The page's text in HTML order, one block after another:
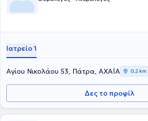
Ιατρείο 1
Αγίου Νικολάου 53, Πάτρα, ΑΧΑΪΑ 0,2 km
Δες το προφίλ